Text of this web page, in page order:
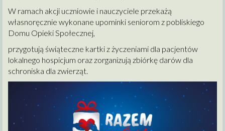
W ramach akcji uczniowie i nauczyciele przekażą
własnoręcznie wykonane upominki seniorom z pobliskiego
Domu Opieki Społecznej,
przygotują świąteczne kartki z życzeniami dla pacjentów
lokalnego hospicjum oraz zorganizują zbiórkę darów dla
schroniska dla zwierząt.